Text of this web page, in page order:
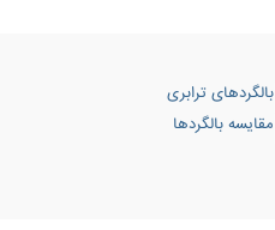
بالگردهای ترابری
مقایسه بالگردها